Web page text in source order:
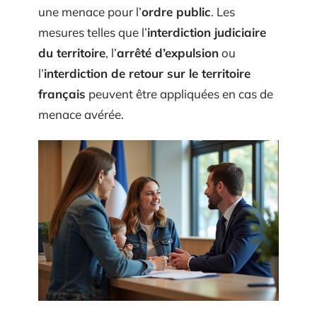
une menace pour l’ordre public. Les
mesures telles que l’interdiction judiciaire
du territoire, l’arrêté d’expulsionou
l’interdiction de retour sur le territoire
français peuvent être appliquées en cas de
menace avérée.